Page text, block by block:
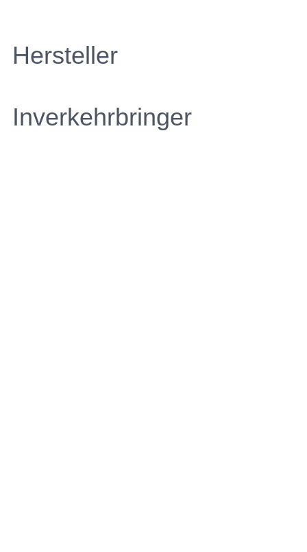
Hersteller
Inverkehrbringer